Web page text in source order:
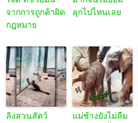
จากการถูกค้าผิด
กฎหมาย
ลุกไปไหนเลย
ลิงสวนสัตว์
แม่ช้างยังไม่ลืม